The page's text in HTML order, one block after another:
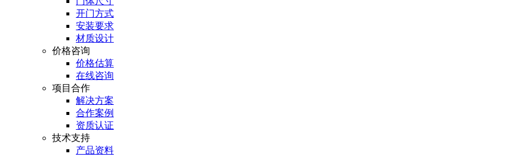
开门方式
安装要求
材质设计
价格咨询
价格估算
在线咨询
项目合作
解决方案
合作案例
资质认证
技术支持
产品资料